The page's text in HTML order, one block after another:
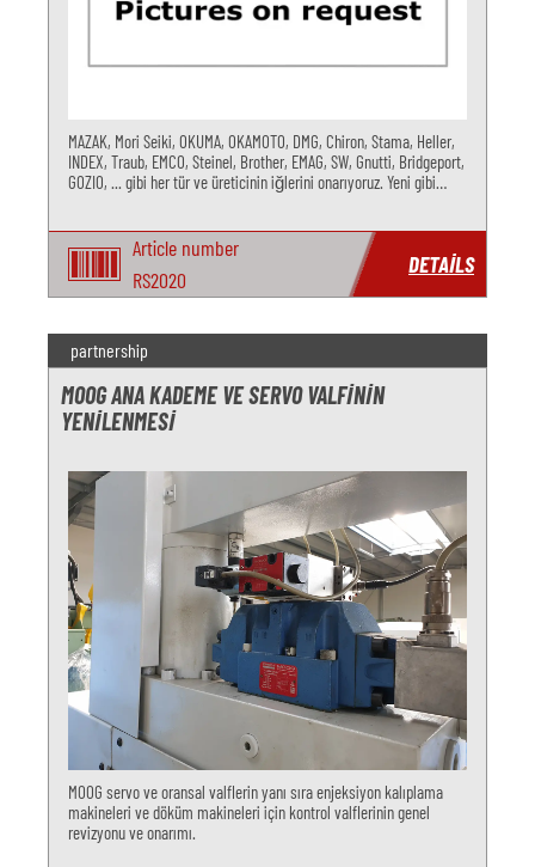
MAZAK, Mori Seiki, OKUMA, OKAMOTO, DMG, Chiron, Stama, Heller,
INDEX, Traub, EMCO, Steinel, Brother, EMAG, SW, Gnutti, Bridgeport,
GOZIO, ... gibi her tür ve üreticinin iğlerini onarıyoruz. Yeni gibi
Article number
RS2020
DETAILS
partnership
MOOG ANA KADEME VE SERVO VALFININ
YENILENMESI
MOOG servo ve oransal valflerin yanı sıra enjeksiyon kalıplama
makineleri ve döküm makineleri için kontrol valflerinin genel
revizyonu ve onarımı.